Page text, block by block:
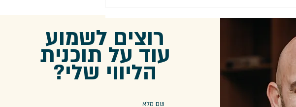
רוצים לשמוע
עוד על תוכנית
הליווי שלי?